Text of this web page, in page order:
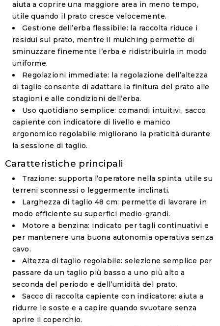
aiuta a coprire una maggiore area in meno tempo,
utile quando il prato cresce velocemente.
Gestione dell’erba flessibile: la raccolta riduce i
residui sul prato, mentre il mulching permette di
sminuzzare finemente l’erba e ridistribuirla in modo
uniforme.
Regolazioni immediate: la regolazione dell’altezza
di taglio consente di adattare la finitura del prato alle
stagioni e alle condizioni dell’erba.
Uso quotidiano semplice: comandi intuitivi, sacco
capiente con indicatore di livello e manico
ergonomico regolabile migliorano la praticità durante
la sessione di taglio.
Caratteristiche principali
Trazione: supporta l’operatore nella spinta, utile su
terreni sconnessi o leggermente inclinati.
Larghezza di taglio 48 cm: permette di lavorare in
modo efficiente su superfici medio-grandi.
Motore a benzina: indicato per tagli continuativi e
per mantenere una buona autonomia operativa senza
cavo.
Altezza di taglio regolabile: selezione semplice per
passare da un taglio più basso a uno più alto a
seconda del periodo e dell’umidità del prato.
Sacco di raccolta capiente con indicatore: aiuta a
ridurre le soste e a capire quando svuotare senza
aprire il coperchio.